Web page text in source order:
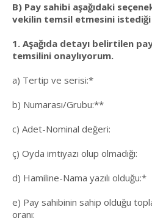
B) Pay sahibi aşağıdaki
vekilin temsil etmesini
1. Aşağıda detayı belirtilen
temsilini onaylıyorum.
a) Tertip ve serisi:*
b) Numarası/Grubu:**
c) Adet-Nominal değeri:
ç) Oyda imtiyazı olup olmadığı:
d) Hamiline-Nama yazılı olduğu:*
e) Pay sahibinin sahip olduğu
oranı: